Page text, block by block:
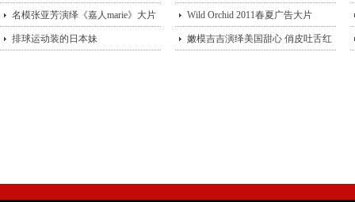
型？ 街头
名模张亚芳演绎《嘉人marie》大片 Wild Orchid 2011春夏广告大片
排球运动装的日本妹 嫩模吉吉演绎美国甜心 俏皮吐舌红